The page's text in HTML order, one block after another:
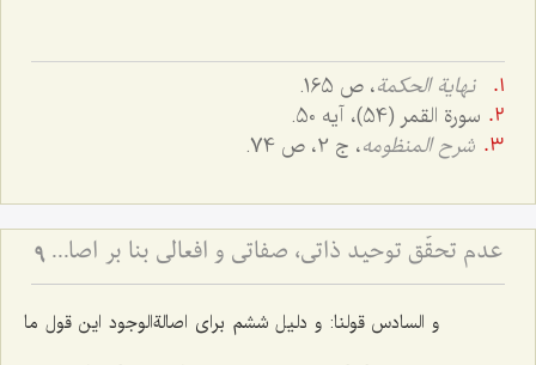
نهایة الحکمة، ص 165.
سورة القمر (54)، آیه 50.
شرح المنظومه، ج 2، ص 74.
عدم تحقّق توحید ذاتی، صفاتی و افعالی بنا بر اصالةالماهیّة 9
و السادس قولنا: و دلیل ششم برای اصالةالوجود این قول ما